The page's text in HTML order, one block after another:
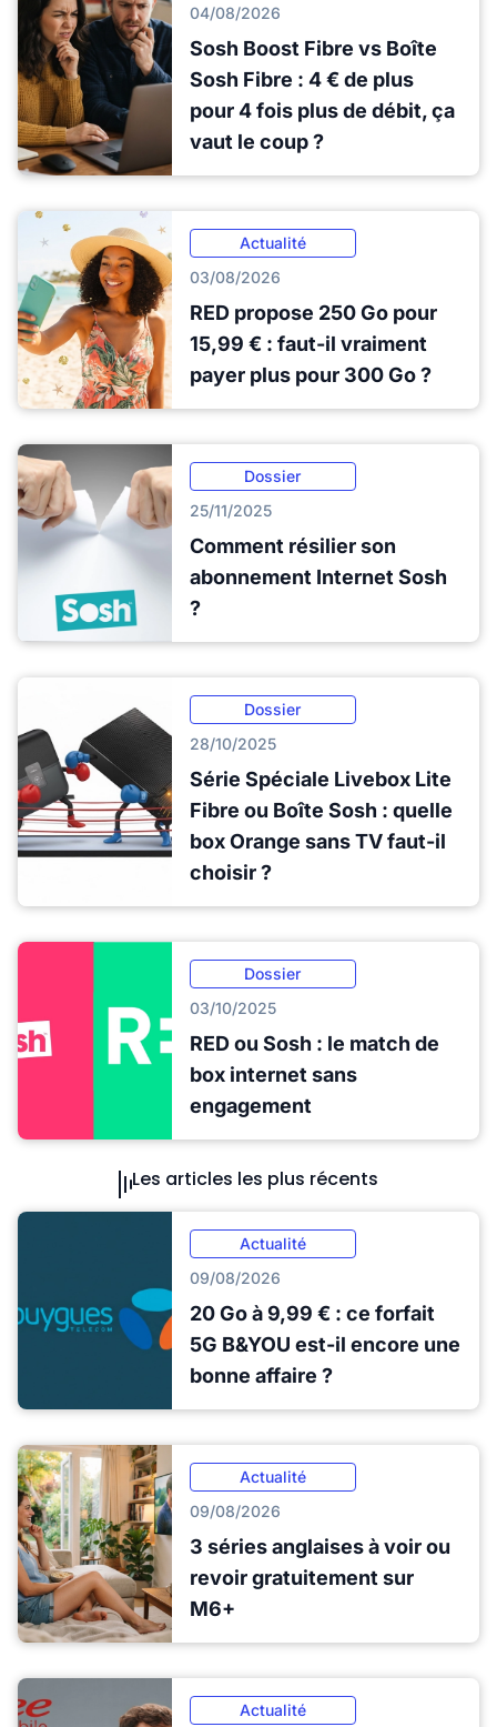
04/08/2026
Sosh Boost Fibre vs Boîte
Sosh Fibre : 4 € de plus
pour 4 fois plus de débit, ça
vaut le coup ?
Actualité
03/08/2026
RED propose 250 Go pour
15,99 € : faut-il vraiment
payer plus pour 300 Go ?
Dossier
25/11/2025
Comment résilier son
abonnement Internet Sosh
?
Dossier
28/10/2025
Série Spéciale Livebox Lite
Fibre ou Boîte Sosh : quelle
box Orange sans TV faut-il
choisir ?
Dossier
03/10/2025
RED ou Sosh : le match de
box internet sans
engagement
Les articles les plus récents
Actualité
09/08/2026
20 Go à 9,99 € : ce forfait
5G B&YOU est-il encore une
bonne affaire ?
Actualité
09/08/2026
3 séries anglaises à voir ou
revoir gratuitement sur
M6+
Actualité